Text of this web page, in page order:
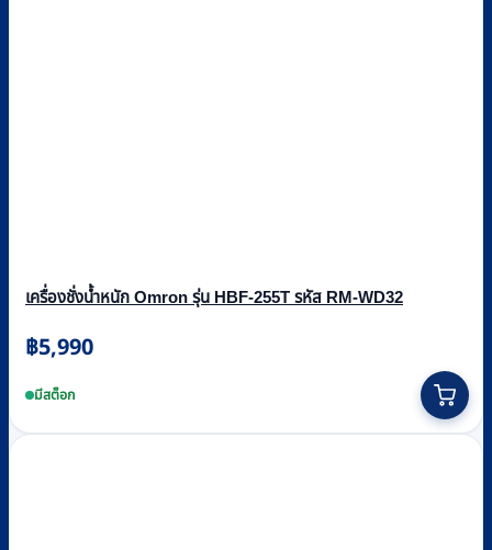
เครื่องชั่งน้ำหนัก Omron รุ่น HBF-255T รหัส RM-WD32
฿5,990
มีสต็อก